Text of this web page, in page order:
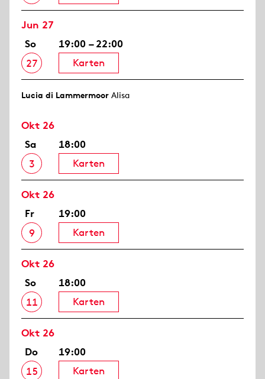
Jun 27
So
27
19:00 – 22:00
Karten
Lucia di Lammermoor Alisa
Okt 26
Sa
3
18:00
Karten
Okt 26
Fr
9
19:00
Karten
Okt 26
So
11
18:00
Karten
Okt 26
Do
15
19:00
Karten